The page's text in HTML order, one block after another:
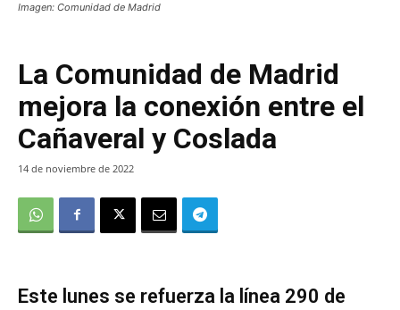
Imagen: Comunidad de Madrid
La Comunidad de Madrid
mejora la conexión entre el
Cañaveral y Coslada
14 de noviembre de 2022
Este lunes se refuerza la línea 290 de